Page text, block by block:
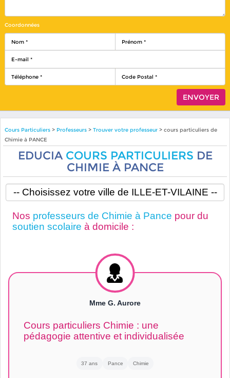
Coordonnées
Cours Particuliers> Professeurs > Trouver votre professeur> cours particuliers de
Chimie à PANCE
EDUCIA COURS PARTICULIERS DE
CHIMIE À PANCE
Nos professeurs de Chimie à Pance pour du
soutien scolaire à domicile :
Mme G. Aurore
Cours particuliers Chimie : une
pédagogie attentive et individualisée
37 ans Pance Chimie